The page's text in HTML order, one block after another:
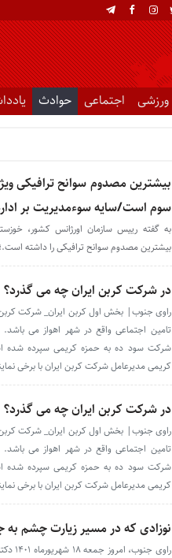
ورزشی اجتماعی حوادث
بیشترین مصدوم سوانح ترافیکی
سوم است/سایه سوءمدیریت بر
به گفته رییس سازمان اورژانس کشور،
بیشترین مصدوم سوانح ترافیکی را داشته است.؛
در شرکت کربن ایران چه می گذرد؟
راوی جنوب| بخش اول کربن ایران_ شرکت
تامین اجتماعی واقع در شهر اهواز می
شرکت سود ده به حمزه کریمی سپرده شده
کریمی مدیرعامل شرکت کربن ایران با برخی
در شرکت کربن ایران چه می گذرد؟
راوی جنوب| بخش اول کربن ایران_ شرکت
تامین اجتماعی واقع در شهر اهواز می
شرکت سود ده به حمزه کریمی سپرده شده
کریمی مدیرعامل شرکت کربن ایران با برخی
نوزادی که در مسیر زیارت چشم
راوی